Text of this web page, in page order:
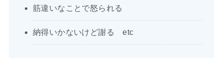
筋違いなことで怒られる
納得いかないけど謝る etc